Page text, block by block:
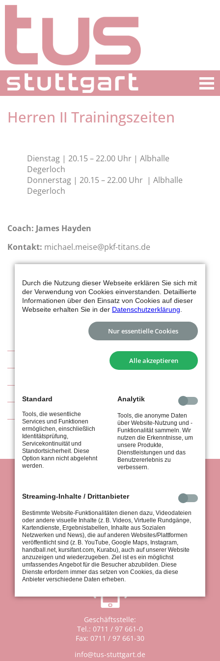
Herren II Trainingszeiten
Dienstag | 20.15 – 22.00 Uhr | Albhalle
Degerloch
Donnerstag | 20.15 – 22.00 Uhr | Albhalle
Degerloch
Coach: James Hayden
Kontakt: michael.meise@pkf-titans.de
Kontakt
tus Stuttgart 1867 e.V.
Königsträßle 37
70597 Stuttgart
Geschäftsstelle:
Tel.: 0711 / 97 661-0
Fax: 0711 / 97 661-30
info@tus-stuttgart.de
Durch die Nutzung dieser Webseite erklären Sie sich mit
der Verwendung von Cookies einverstanden. Detaillierte
Informationen über den Einsatz von Cookies auf dieser
Webseite erhalten Sie in der Datenschutzerklärung
Nur essentielle Cookies
Alle akzeptieren
Standard
Tools, die wesentliche
Services und Funktionen
ermöglichen, einschließlich
Identitätsprüfung,
Servicekontinuität und
Standortsicherheit. Diese
Option kann nicht abgelehnt
werden.
Analytik
Tools, die anonyme Daten
über Website-Nutzung und -
Funktionalität sammeln. Wir
nutzen die Erkenntnisse, um
unsere Produkte,
Dienstleistungen und das
Benutzererlebnis zu
verbessern.
Streaming-Inhalte / Drittanbieter
Bestimmte Website-Funktionalitäten dienen dazu, Videodateien
oder andere visuelle Inhalte (z. B. Videos, Virtuelle Rundgänge,
Kartendienste, Ergebnistabellen, Inhalte aus Sozialen
Netzwerken und News), die auf anderen Websites/Plattformen
veröffentlicht sind (z. B. YouTube, Google Maps, Instagram,
handball.net, kursifant.com, Kurabu), auch auf unserer Website
anzuzeigen und wiederzugeben. Ziel ist es ein möglichst
umfassendes Angebot für die Besucher abzubilden. Diese
Dienste erfordern immer das setzen von Cookies, da diese
Anbieter verschiedene Daten erheben.